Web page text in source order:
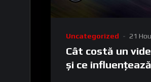
Uncategorized 21
Cât costă un
și ce